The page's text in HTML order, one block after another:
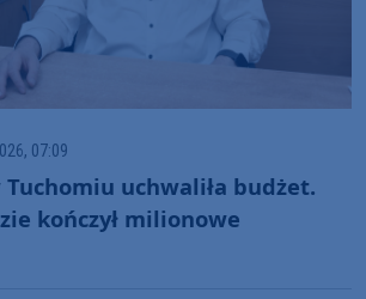
07:09
Tuchomiu uchwaliła budżet.
kończył milionowe